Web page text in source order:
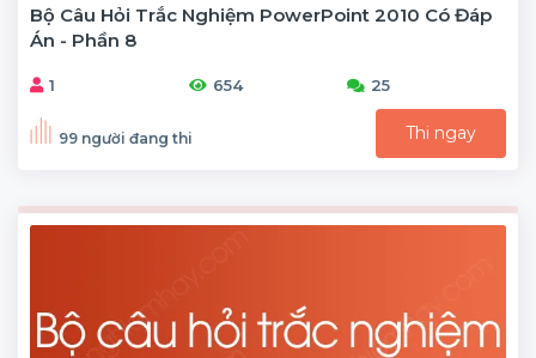
Bộ Câu Hỏi Trắc Nghiệm PowerPoint 2010 Có Đáp
Án - Phần 8
1 654 25
99 người đang thi Thi ngay